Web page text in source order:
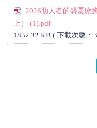
2026助人者的盛夏療
上） (1).pdf
1852.32 KB ( 下載次數：